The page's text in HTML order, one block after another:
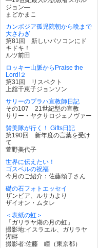
ジョン―
まどかまこ
カンボジア孤児院朝から晩まで
大さわぎ
第81回 新しいパソコンにド
キドキ！
ルツ前田
ロッキー山脈からPraise the
Lord!２
第31回 リスペクト
上舘千恵子ジョンソン
サリーのプラハ宣教師日記
その107 21世紀型の宣教
サリー・ヤクサロジェノヴァー
賛美隊が行く！ Gifts日記
第190回 新年度の言葉を受け
て
萱野美代子
世界に伝えたい！
ゴスペルの祝福
今月のご紹介：佐藤頌子さん
礎の石フォトエッセイ
ザンビア、ルサカより
ザイオン・ムタレ
＜表紙の虹＞
「ガリラヤ湖の月の虹」
撮影地:イスラエル、ガリラヤ
湖畔
撮影者:佐藤 瞳（東京都）